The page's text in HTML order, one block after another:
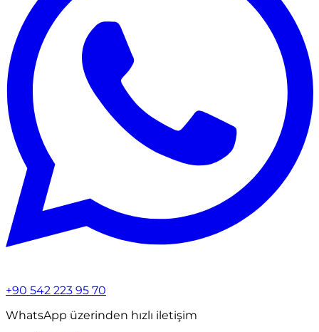
+90 542 223 95 70
WhatsApp üzerinden hızlı iletişim